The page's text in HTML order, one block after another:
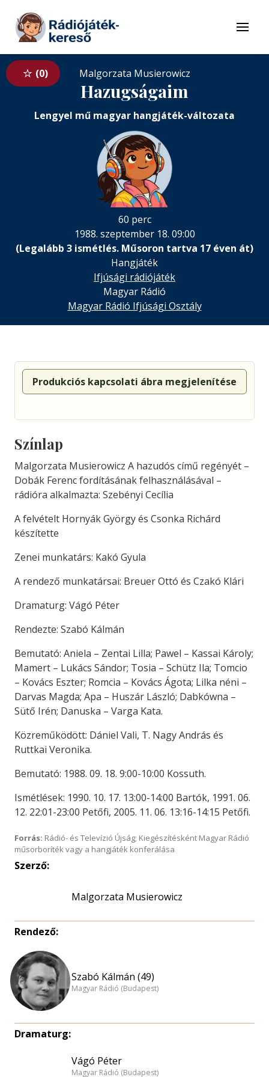
Tovább a tartalomhoz
Menü
0 Malgorzata Musierowicz
Hazugságaim
Lengyel mű magyar hangjáték-változata
60 perc
1988. szeptember 18. 09:00
(Legalább 3 ismétlés. Műsoron tartva 17 éven át)
Hangjáték
Ifjúsági rádiójáték
Magyar Rádió
Magyar Rádió Ifjúsági Osztály
Produkciós kapcsolati ábra megjelenítése
Színlap
Malgorzata Musierowicz A hazudós című regényét –
Dobák Ferenc fordításának felhasználásával –
rádióra alkalmazta: Szebényi Cecília
A felvételt Hornyák György és Csonka Richárd
készítette
Zenei munkatárs: Kakó Gyula
A rendező munkatársai: Breuer Ottó és Czakó Klári
Dramaturg: Vágó Péter
Rendezte: Szabó Kálmán
Bemutató: Aniela – Zentai Lilla; Pawel – Kassai Károly;
Mamert – Lukács Sándor; Tosia – Schütz Ila; Tomcio
– Kovács Eszter; Romcia – Kovács Ágota; Lilka néni –
Darvas Magda; Apa – Huszár László; Dabkówna –
Sütő Irén; Danuska – Varga Kata.
Közreműködött: Dániel Vali, T. Nagy András és
Ruttkai Veronika.
Bemutató: 1988. 09. 18. 9:00-10:00 Kossuth.
Ismétlések: 1990. 10. 17. 13:00-14:00 Bartók, 1991. 06.
12. 22:01-23:00 Petőfi, 2005. 11. 06. 13:16-14:15 Petőfi.
Forrás: Rádió- és Televízió Újság; Kiegészítésként Magyar Rádió
műsorboríték vagy a hangjáték konferálása
Szerző:
Malgorzata Musierowicz
Rendező:
Szabó Kálmán (49)
Magyar Rádió (Budapest)
Dramaturg:
Vágó Péter
Magyar Rádió (Budapest)